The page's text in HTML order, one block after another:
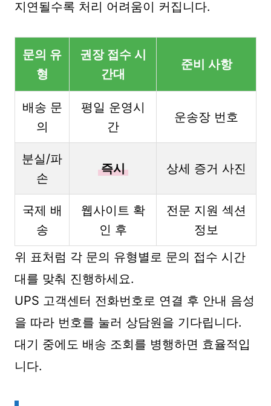
지연될수록 처리 어려움이 커집니다.
문의 유
형
권장 접수 시
간대
준비 사항
배송 문
의
평일 운영시
간
운송장 번호
분실/파
손
즉시 상세 증거 사진
국제 배
송
웹사이트 확
인 후
전문 지원 섹션
정보
위 표처럼 각 문의 유형별로 문의 접수 시간
대를 맞춰 진행하세요.
UPS 고객센터 전화번호로 연결 후 안내 음성
을 따라 번호를 눌러 상담원을 기다립니다.
대기 중에도 배송 조회를 병행하면 효율적입
니다.